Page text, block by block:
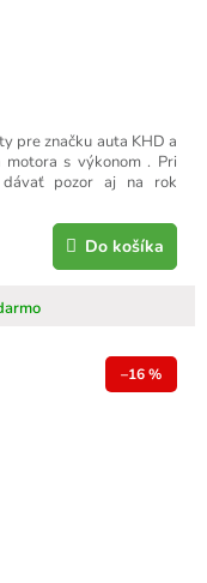
Do košíka
pre značku auta KHD a
s výkonom . Pri
dávať pozor aj na rok
–16 %